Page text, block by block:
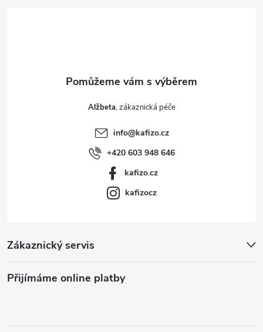
Zákaznický servis
Přijímáme online platby
Alžbeta
info@kafizo.cz
+420 603 948 646
kafizo.cz
kafizocz